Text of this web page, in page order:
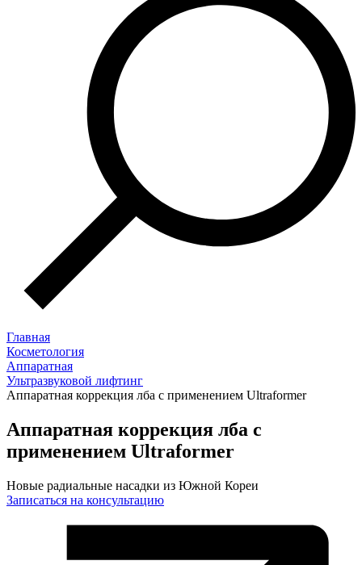
Главная
Косметология
Аппаратная
Ультразвуковой лифтинг
Аппаратная коррекция лба с применением Ultraformer
Аппаратная коррекция лба с
применением Ultraformer
Новые радиальные насадки из Южной Кореи
Записаться на консультацию